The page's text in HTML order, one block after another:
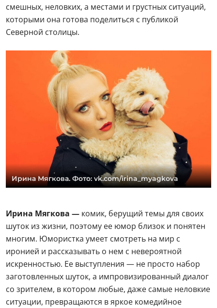
смешных, неловких, а местами и грустных ситуаций,
которыми она готова поделиться с публикой
Северной столицы.
Ирина Мягкова. Фото: vk.com/irina_myagkova
Ирина Мягкова — комик, берущий темы для своих
шуток из жизни, поэтому ее юмор близок и понятен
многим. Юмористка умеет смотреть на мир с
иронией и рассказывать о нем с невероятной
искренностью. Ее выступления — не просто набор
заготовленных шуток, а импровизированный диалог
со зрителем, в котором любые, даже самые неловкие
ситуации, превращаются в яркое комедийное